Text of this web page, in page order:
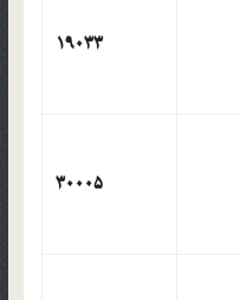
19033
30005